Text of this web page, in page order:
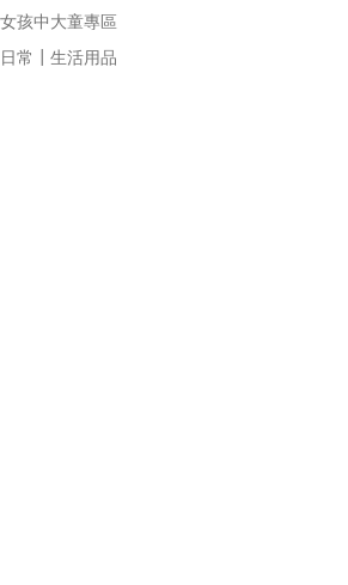
女孩中大童專區
日常┃生活用品